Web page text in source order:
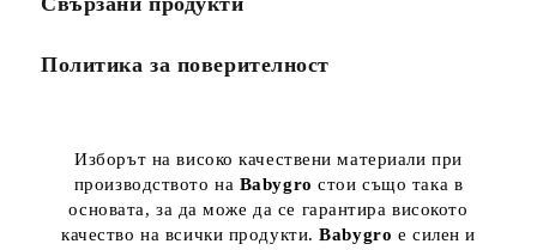
Политика за поверителност
Изборът на високо качествени материали при
производството на Babygro стои също така в
основата, за да може да се гарантира високото
качество на всички продукти.Babygro е силен и